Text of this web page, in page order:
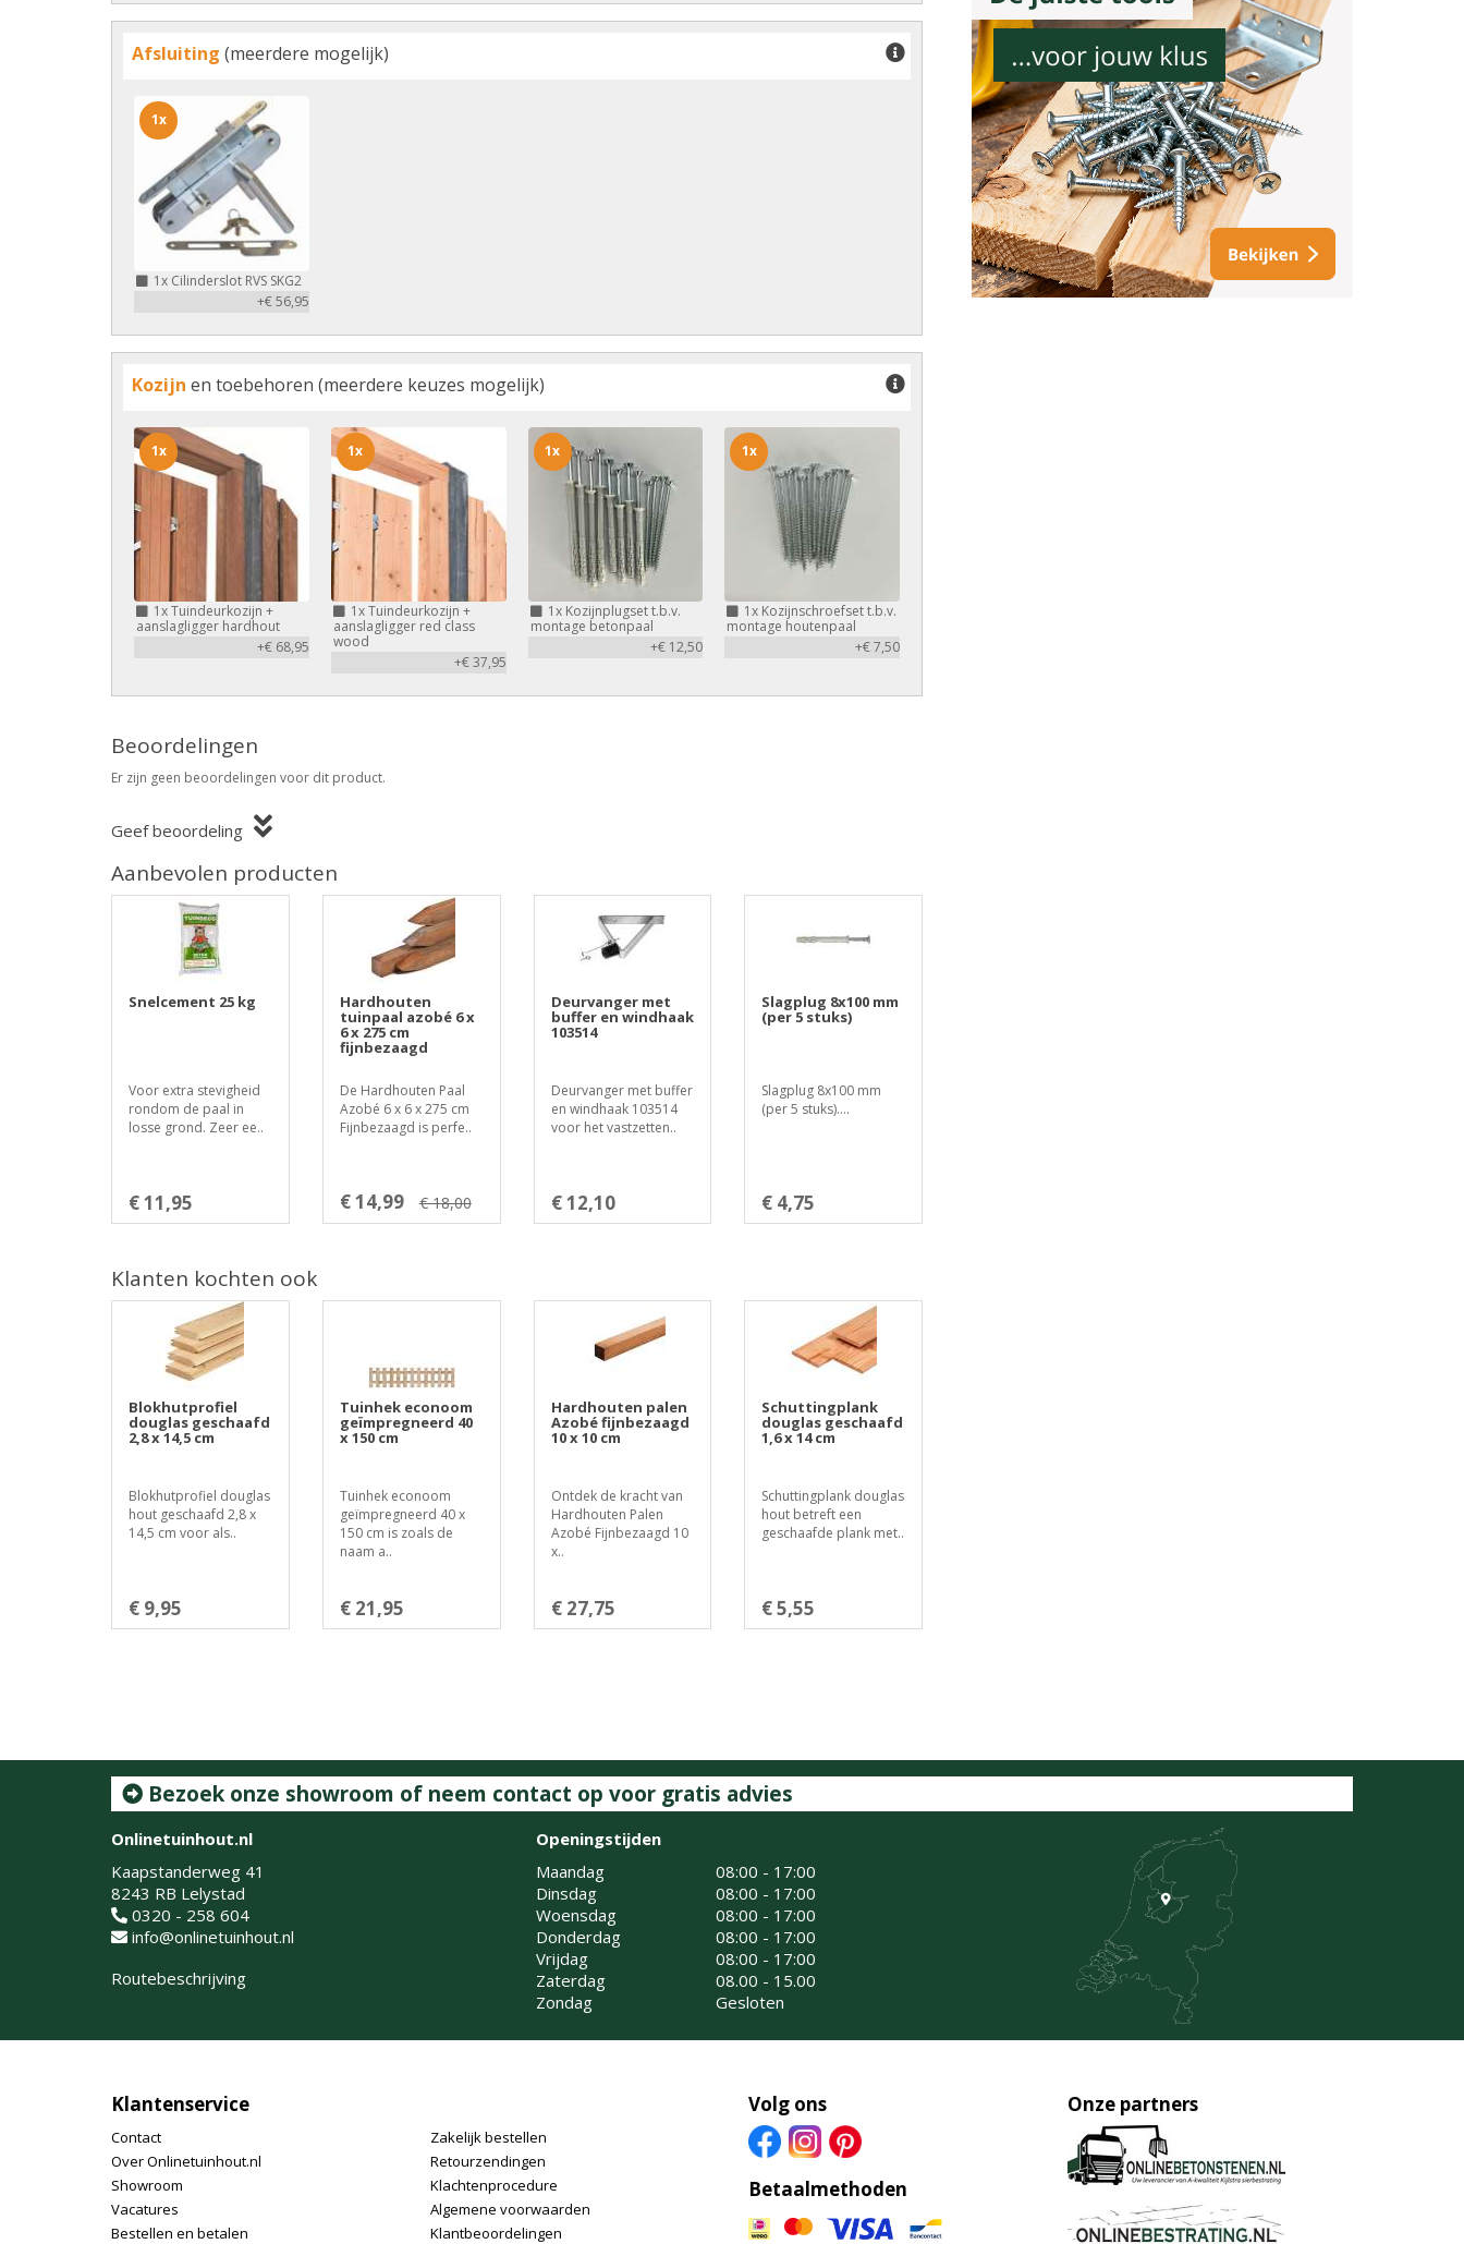
Afsluiting (meerdere mogelijk)
1x Cilinderslot RVS SKG2
+€ 56,95
1x
Kozijn en toebehoren (meerdere keuzes mogelijk)
1xTuindeurkozijn +
aanslagligger hardhout
+€ 68,95
1x
1xTuindeurkozijn +
aanslagligger red class
wood
+€ 37,95
1x
1xKozijnplugset t.b.v.
montage betonpaal
+€ 12,50
1x
1x Kozijnschroefset t.b.v.
montage houtenpaal
+€ 7,50
1x
Beoordelingen
Er zijn geen beoordelingen voor dit product.
Geef beoordeling
Aanbevolen producten
Snelcement 25 kg
Voor extra stevigheid
rondom de paal in
losse grond. Zeer ee..
€ 11,95
Hardhouten
tuinpaal azobé 6 x
6 x 275 cm
fijnbezaagd
De Hardhouten Paal
Azobé 6 x 6 x 275 cm
Fijnbezaagd is perfe..
€ 14,99 € 18,00
Deurvanger met
buffer en windhaak
103514
Deurvanger met buffer
en windhaak 103514
voor het vastzetten..
€ 12,10
Slagplug 8x100 mm
(per 5 stuks)
Slagplug 8x100 mm
(per 5 stuks)....
€ 4,75
Klanten kochten ook
Blokhutprofiel
douglas geschaafd
2,8 x 14,5 cm
Blokhutprofiel douglas
hout geschaafd 2,8 x
14,5 cm voor als..
€ 9,95
Tuinhek econoom
geïmpregneerd 40
x 150 cm
Tuinhek econoom
geïmpregneerd 40 x
150 cm is zoals de
naam a..
€ 21,95
Hardhouten palen
Azobé fijnbezaagd
10 x 10 cm
Ontdek de kracht van
Hardhouten Palen
Azobé Fijnbezaagd 10
x..
€ 27,75
Schuttingplank
douglas geschaafd
1,6 x 14 cm
Schuttingplank douglas
hout betreft een
geschaafde plank met..
€ 5,55
Bezoek onze showroom of neem contact op voor gratis advies
Onlinetuinhout.nl
Kaapstanderweg 41
8243 RB Lelystad
0320 - 258 604
info@onlinetuinhout.nl
Routebeschrijving
Openingstijden
Maandag
08:00 - 17:00
Dinsdag
08:00 - 17:00
Woensdag
08:00 - 17:00
Donderdag
08:00 - 17:00
Vrijdag
08:00 - 17:00
Zaterdag
08.00 - 15.00
Zondag
Gesloten
Klantenservice
Contact
Over Onlinetuinhout.nl
Showroom
Vacatures
Bestellen en betalen
Zakelijk bestellen
Retourzendingen
Klachtenprocedure
Algemene voorwaarden
Klantbeoordelingen
Volg ons
Betaalmethoden
Onze partners